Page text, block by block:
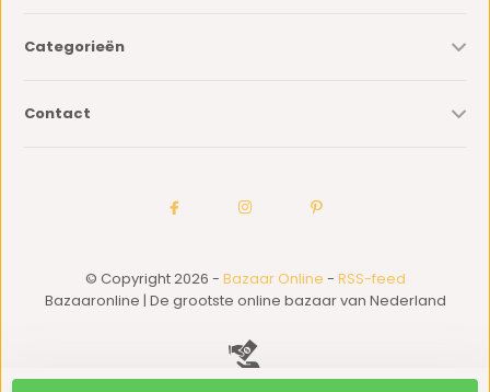
Categorieën
Contact
© Copyright 2026 - Bazaar Online - RSS-feed
Bazaaronline | De grootste online bazaar van Nederland